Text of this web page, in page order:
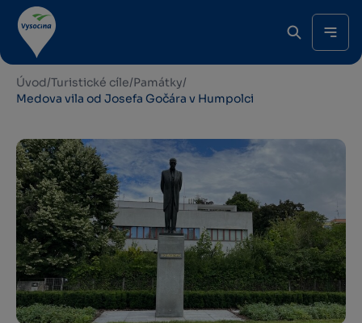
Úvod/Turistické cíle/Památky/
Medova vila od Josefa Gočára v Humpolci